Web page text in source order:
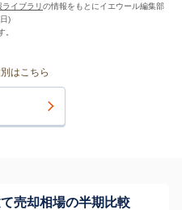
イブラリの情報をもとにイエウール編集部
)
。
はこちら
売却相場の半期比較